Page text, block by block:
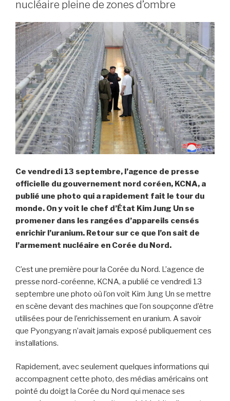
nucléaire pleine de zones d’ombre
Ce vendredi 13 septembre, l’agence de presse
officielle du gouvernement nord coréen, KCNA, a
publié une photo qui a rapidement fait le tour du
monde. On y voit le chef d’État Kim Jung Un se
promener dans les rangées d’appareils censés
enrichir l’uranium. Retour sur ce que l’on sait de
l’armement nucléaire en Corée du Nord.
C’est une première pour la Corée du Nord. L’agence de
presse nord-coréenne, KCNA, a publié ce vendredi 13
septembre une photo où l’on voit Kim Jung Un se mettre
en scène devant des machines que l’on soupçonne d’être
utilisées pour de l’enrichissement en uranium. A savoir
que Pyongyang n’avait jamais exposé publiquement ces
installations.
Rapidement, avec seulement quelques informations qui
accompagnent cette photo, des médias américains ont
pointé du doigt la Corée du Nord qui menace ses